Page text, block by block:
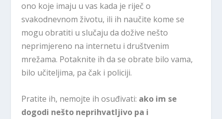
ono koje imaju u vas kada je riječ o
svakodnevnom životu, ili ih naučite kome se
mogu obratiti u slučaju da dožive nešto
neprimjereno na internetu i društvenim
mrežama. Potaknite ih da se obrate bilo vama,
bilo učiteljima, pa čak i policiji.
Pratite ih, nemojte ih osuđivati: ako im se
dogodi nešto neprihvatljivo pa i